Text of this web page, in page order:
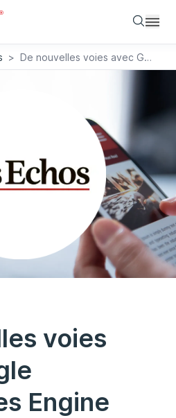
> De nouvelles voies avec Google Kubernetes Engine pour les Echos
voies
Engine